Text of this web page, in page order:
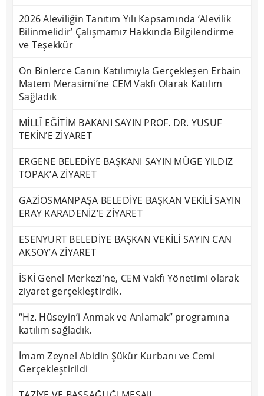
2026 Aleviliğin Tanıtım Yılı Kapsamında ‘Alevilik
Bilinmelidir’ Çalışmamız Hakkında Bilgilendirme
ve Teşekkür
On Binlerce Canın Katılımıyla Gerçekleşen Erbain
Matem Merasimi’ne CEM Vakfı Olarak Katılım
Sağladık
MİLLÎ EĞİTİM BAKANI SAYIN PROF. DR. YUSUF
TEKİN’E ZİYARET
ERGENE BELEDİYE BAŞKANI SAYIN MÜGE YILDIZ
TOPAK’A ZİYARET
GAZİOSMANPAŞA BELEDİYE BAŞKAN VEKİLİ SAYIN
ERAY KARADENİZ’E ZİYARET
ESENYURT BELEDİYE BAŞKAN VEKİLİ SAYIN CAN
AKSOY’A ZİYARET
İSKİ Genel Merkezi’ne, CEM Vakfı Yönetimi olarak
ziyaret gerçekleştirdik.
“Hz. Hüseyin’i Anmak ve Anlamak” programına
katılım sağladık.
İmam Zeynel Abidin Şükür Kurbanı ve Cemi
Gerçekleştirildi